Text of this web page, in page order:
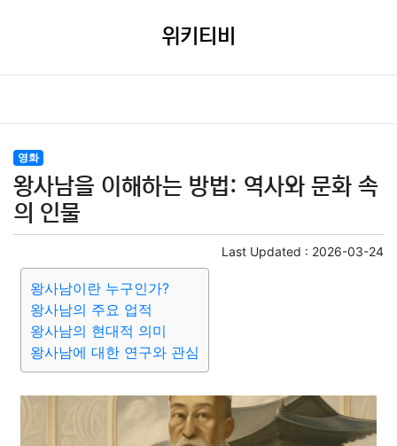
위키티비
영화
왕사남을 이해하는 방법: 역사와 문화 속
의 인물
Last Updated : 2026-03-24
왕사남이란 누구인가?
왕사남의 주요 업적
왕사남의 현대적 의미
왕사남에 대한 연구와 관심